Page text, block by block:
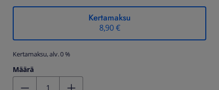
Kertamaksu
8,90 €
Kertamaksu, alv. 0 %
Määrä